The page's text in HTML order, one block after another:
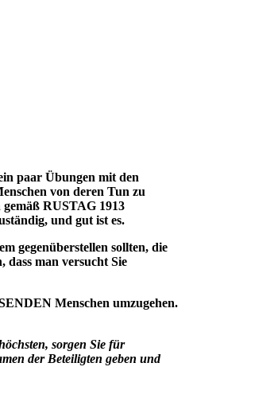
paar Übungen mit den
von deren Tun zu
RUSTAG 1913
und gut ist es.
gegenüberstellen sollten, die
dass man versucht Sie
Menschen umzugehen.
sorgen Sie für
der Beteiligten geben und